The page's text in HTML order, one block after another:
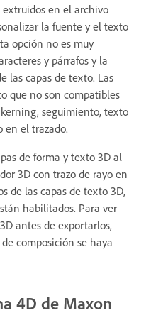
en el archivo
la fuente y el texto
opción no es muy
y párrafos y la
las capas de texto. Las
que no son compatibles
seguimiento, texto
en el trazado.
de forma y texto 3D al
3D con trazo de rayo en
de las capas de texto 3D,
habilitados. Para ver
antes de exportarlos,
composición se haya
4D de Maxon